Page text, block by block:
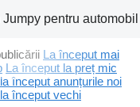
pentru automobil
La început mai
La început la preț mic
început anunțurile noi
început vechi